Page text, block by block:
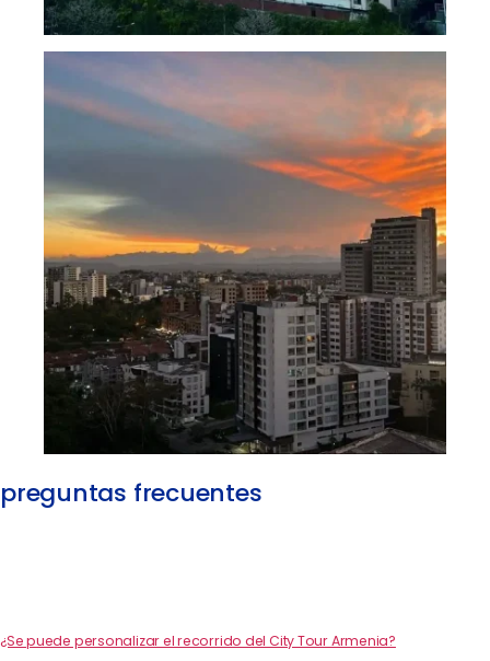
preguntas frecuentes
¿Se puede personalizar el recorrido del City Tour Armenia?